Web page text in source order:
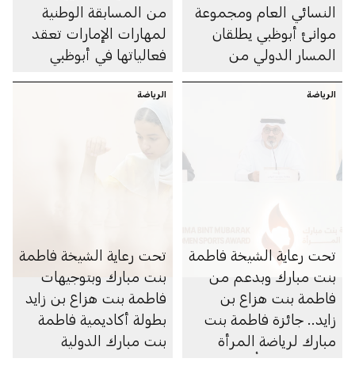
النسائي العام ومجموعة
موانئ أبوظبي يطلقان
المسار الدولي من
لتمكين المرأة في
التجارة الرقمية
والخدمات اللوجستية
من المسابقة الوطنية
لمهارات الإمارات تعقد
فعالياتها في أبوظبي
الرياضة
تحت رعاية الشيخة فاطمة
بنت مبارك وبدعم من
فاطمة بنت هزاع بن
زايد.. جائزة فاطمة بنت
مبارك لرياضة المرأة
الرياضة
تحت رعاية الشيخة فاطمة
بنت مبارك وبتوجيهات
فاطمة بنت هزاع بن زايد
بطولة أكاديمية فاطمة
بنت مبارك الدولية